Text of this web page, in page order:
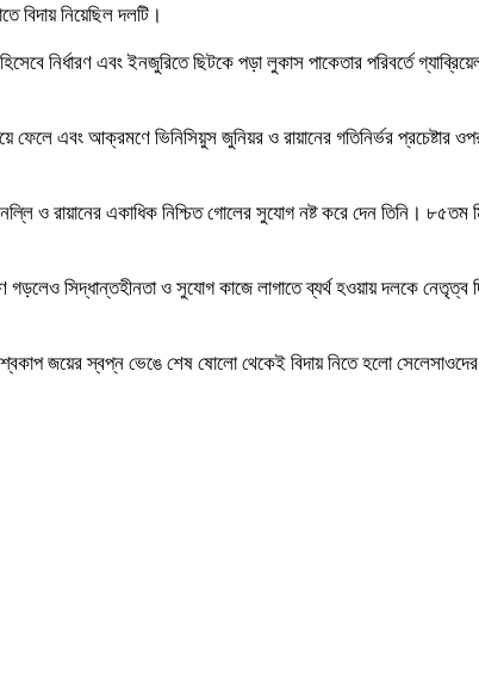
নিয়েছিল দলটি।
এবং ইনজুরিতে ছিটকে পড়া লুকাস পাকেতার পরিবর্তে
ফেলে এবং আক্রমণে ভিনিসিয়ুস জুনিয়র ও রায়ানের গতিনির্ভর
ও রায়ানের একাধিক নিশ্চিত গোলের সুযোগ নষ্ট করে দেন তিনি। ৮৫তম
সিদ্ধান্তহীনতা ও সুযোগ কাজে লাগাতে ব্যর্থ হওয়ায় দলকে নেতৃত্ব
জয়ের স্বপ্ন ভেঙে শেষ ষোলো থেকেই বিদায় নিতে হলো